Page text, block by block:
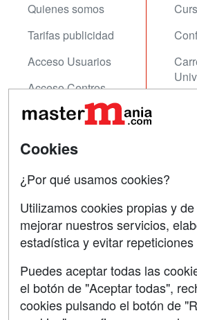
Quienes somos
Tarifas publicidad
Acceso Usuarios
Acceso Centros
Contactar
Copyleft
Grupo formazion:
Cookies
¿Por qué usamos cookies?
Utilizamos cookies propias y
mejorar nuestros servicios,
estadística y evitar
Puedes aceptar todas las
el botón de "Aceptar todas",
cookies pulsando el botón de